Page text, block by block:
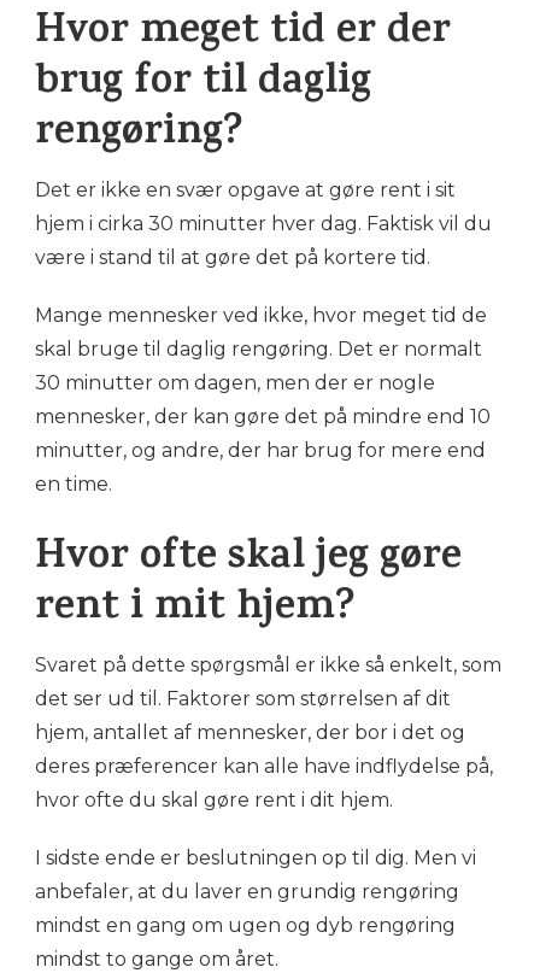
Hvor meget tid er der
brug for til daglig
rengøring?
Det er ikke en svær opgave at gøre rent i sit
hjem i cirka 30 minutter hver dag. Faktisk vil du
være i stand til at gøre det på kortere tid.
Mange mennesker ved ikke, hvor meget tid de
skal bruge til daglig rengøring. Det er normalt
30 minutter om dagen, men der er nogle
mennesker, der kan gøre det på mindre end 10
minutter, og andre, der har brug for mere end
en time.
Hvor ofte skal jeg gøre
rent i mit hjem?
Svaret på dette spørgsmål er ikke så enkelt, som
det ser ud til. Faktorer som størrelsen af dit
hjem, antallet af mennesker, der bor i det og
deres præferencer kan alle have indflydelse på,
hvor ofte du skal gøre rent i dit hjem.
I sidste ende er beslutningen op til dig. Men vi
anbefaler, at du laver en grundig rengøring
mindst en gang om ugen og dyb rengøring
mindst to gange om året.